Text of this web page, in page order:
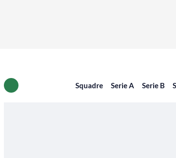
Squadre Serie A Serie B